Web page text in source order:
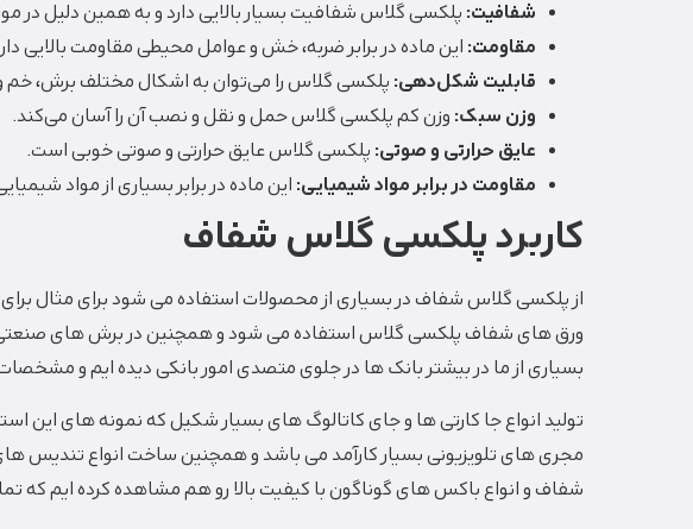
شفافیت: پلکسی گلاس شفافیت بسیار بالایی دارد و به همین دلیل در
مقاومت: این ماده در برابر ضربه، خش و عوامل محیطی مقاومت بالایی
قابلیت شکل‌دهی: پلکسی گلاس را می‌توان به اشکال مختلف برش،
وزن سبک: وزن کم پلکسی گلاس حمل و نقل و نصب آن را آسان می‌کند.
عایق حرارتی و صوتی: پلکسی گلاس عایق حرارتی و صوتی خوبی است.
مقاومت در برابر مواد شیمیایی: این ماده در برابر بسیاری از مواد
کاربرد پلکسی گلاس شفاف
از پلکسی گلاس شفاف در بسیاری از محصولات استفاده می شود برای مثال
ورق های شفاف پلکسی گلاس استفاده می شود و همچنین در برش های صنعتی
بسیاری از ما در بیشتر بانک ها در جلوی متصدی امور بانکی دیده ایم و
تولید انواع جا کارتی ها و جای کاتالوگ های بسیار شکیل که نمونه های این
مجری های تلویزیونی بسیار کارآمد می باشد و همچنین ساخت انواع
شفاف و انواع باکس های گوناگون با کیفیت بالا رو هم مشاهده کرده ایم